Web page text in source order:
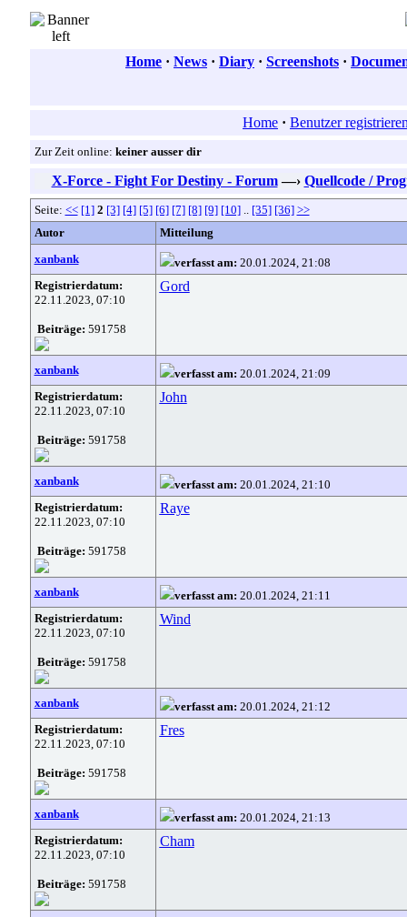
Home · News · Diary · Screenshots ·
Home · Benutzer
Zur Zeit online: keiner ausser dir
X-Force - Fight For Destiny - Forum —› Quellcode /
Seite: << [1] 2 [3] [4] [5] [6] [7] [8] [9] [10].. [35] [36] >>
Autor
Mitteilung
xanbank
verfasst am: 20.01.2024, 21:08
Registrierdatum:
22.11.2023, 07:10
Beiträge: 591758
Gord
xanbank verfasst am: 20.01.2024, 21:09
Registrierdatum:
22.11.2023, 07:10
Beiträge: 591758
John
xanbank verfasst am: 20.01.2024, 21:10
Registrierdatum:
22.11.2023, 07:10
Beiträge: 591758
Raye
xanbank verfasst am: 20.01.2024, 21:11
Registrierdatum:
22.11.2023, 07:10
Beiträge: 591758
Wind
xanbank verfasst am: 20.01.2024, 21:12
Registrierdatum:
22.11.2023, 07:10
Beiträge: 591758
Fres
xanbank verfasst am: 20.01.2024, 21:13
Registrierdatum:
22.11.2023, 07:10
Beiträge: 591758
Cham